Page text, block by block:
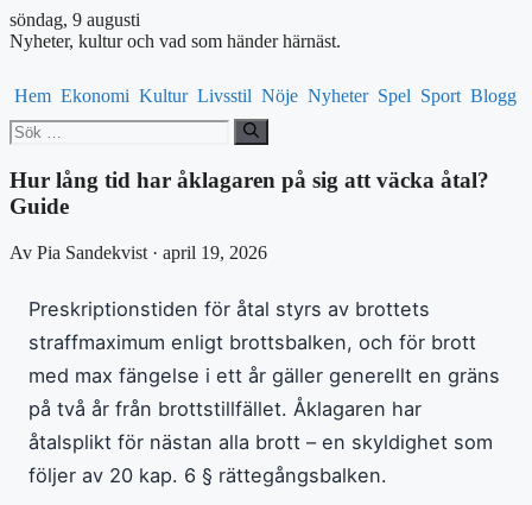
söndag, 9 augusti
Nyheter, kultur och vad som händer härnäst.
Hem Ekonomi Kultur Livsstil Nöje Nyheter Spel Sport Blogg
Sök
efter:
Hur lång tid har åklagaren på sig att väcka åtal?
Guide
Av Pia Sandekvist · april 19, 2026
Preskriptionstiden för åtal styrs av brottets
straffmaximum enligt brottsbalken, och för brott
med max fängelse i ett år gäller generellt en gräns
på två år från brottstillfället. Åklagaren har
åtalsplikt för nästan alla brott – en skyldighet som
följer av 20 kap. 6 § rättegångsbalken.